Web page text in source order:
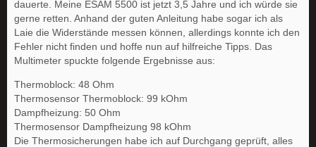
dauerte. Meine ESAM 5500 ist jetzt 3,5 Jahre und ich würde sie
gerne retten. Anhand der guten Anleitung habe sogar ich als
Laie die Widerstände messen können, allerdings konnte ich den
Fehler nicht finden und hoffe nun auf hilfreiche Tipps. Das
Multimeter spuckte folgende Ergebnisse aus:
Thermoblock: 48 Ohm
Thermosensor Thermoblock: 99 kOhm
Dampfheizung: 50 Ohm
Thermosensor Dampfheizung 98 kOhm
Die Thermosicherungen habe ich auf Durchgang geprüft, alles